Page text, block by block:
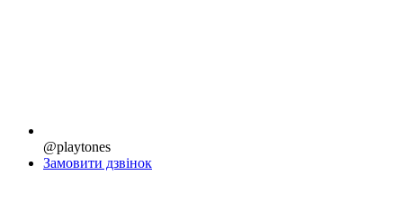
@playtones
Замовити дзвінок